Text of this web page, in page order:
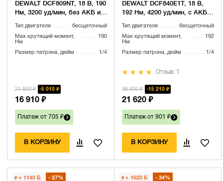
DEWALT DCF809NT, 18 В, 190
Нм, 3200 уд/мин, без АКБ и
Тип двигателя бесщеточный
Max крутящий момент,
Нм
190
Размер патрона, дюйм 1/4
21 920 ₽ 5 010 ₽
16 910 ₽
Платеж от 705 ₽
В КОРЗИНУ
DEWALT DCF840E1T, 18 В,
192 Нм, 4200 уд/мин, с АКБ
Тип двигателя бесщеточный
Max крутящий момент,
Нм
192
Размер патрона, дюйм 1/4
Отзыв: 1
36 830 ₽ 15 210 ₽
21 620 ₽
Платеж от 901 ₽
В КОРЗИНУ
+ 1140 Б 27% + 1620 Б 34%